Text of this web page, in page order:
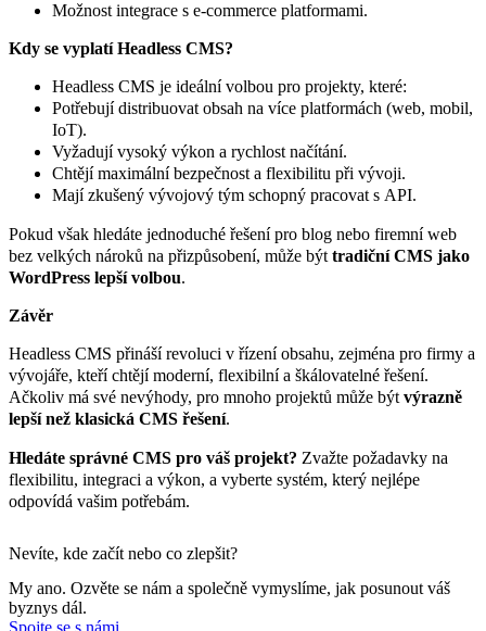
Možnost integrace s e-commerce platformami.
Kdy se vyplatí Headless CMS?
Headless CMS je ideální volbou pro projekty, které:
Potřebují distribuovat obsah na více platformách (web, mobil,
IoT).
Vyžadují vysoký výkon a rychlost načítání.
Chtějí maximální bezpečnost a flexibilitu při vývoji.
Mají zkušený vývojový tým schopný pracovat s API.
Pokud však hledáte jednoduché řešení pro blog nebo firemní web
bez velkých nároků na přizpůsobení, může být tradiční CMS jako
WordPress lepší volbou.
Závěr
Headless CMS přináší revoluci v řízení obsahu, zejména pro firmy a
vývojáře, kteří chtějí moderní, flexibilní a škálovatelné řešení.
Ačkoliv má své nevýhody, pro mnoho projektů může být výrazně
lepší než klasická CMS řešení.
Hledáte správné CMS pro váš projekt? Zvažte požadavky na
flexibilitu, integraci a výkon, a vyberte systém, který nejlépe
odpovídá vašim potřebám.
Nevíte, kde začít nebo co zlepšit?
My ano. Ozvěte se nám a společně vymyslíme, jak posunout váš
byznys dál.
Spojte se s námi